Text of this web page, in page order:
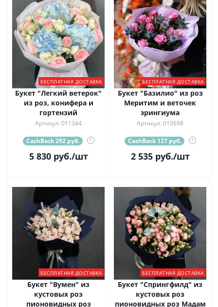
БЕСПЛАТНАЯ ДОСТАВКА
Букет "Легкий ветерок"
из роз, конифера и
гортензий
Артикул: 011344
CashBack 292 руб. ?
5 830руб./шт
БЕСПЛАТНАЯ ДОСТАВКА
Букет "Базилио" из роз
Меритим и веточек
эрингиума
Артикул: 010698
CashBack 127 руб. ?
2 535руб./шт
БЕСПЛАТНАЯ ДОСТАВКА
Букет "Вумен" из
кустовых роз
пионовидных роз
БЕСПЛАТНАЯ ДОСТАВКА
Букет "Спрингфилд" из
кустовых роз
пионовидных роз Мадам